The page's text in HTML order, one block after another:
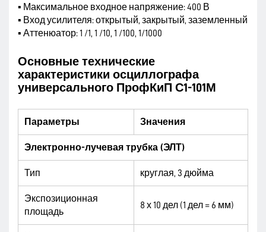
▪ Максимальное входное напряжение: 400 В
▪ Вход усилителя: открытый, закрытый, заземленный
▪ Аттенюатор: 1 /1, 1 /10, 1 /100, 1/1000
Основные технические
характеристики осциллографа
универсального ПрофКиП С1-101М
Параметры Значения
Электронно-лучевая трубка (ЭЛТ)
Тип круглая, 3 дюйма
Экспозиционная
площадь
8 х 10 дел (1 дел = 6 мм)